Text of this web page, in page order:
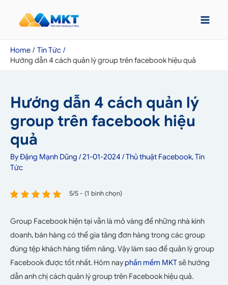
Home
Tin Tức
Hướng dẫn 4 cách quản lý group trên facebook hiệu quả
Hướng dẫn 4 cách quản lý
group trên facebook hiệu
quả
ByĐặng Mạnh Dũng /21-01-2024 /Thủ thuật Facebook,Tin
Tức
5/5 - (1 bình chọn)
Group Facebook hiện tại vẫn là mỏ vàng để những nhà kinh
doanh, bán hàng có thể gia tăng đơn hàng trong các group
đúng tệp khách hàng tiềm năng. Vậy làm sao để quản lý group
Facebook được tốt nhất. Hôm nay phần mềm MKTsẽ hướng
dẫn anh chị cách quản lý group trên Facebook hiệu quả.